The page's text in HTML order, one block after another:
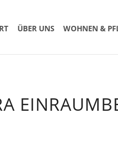
ÜBER UNS WOHNEN &